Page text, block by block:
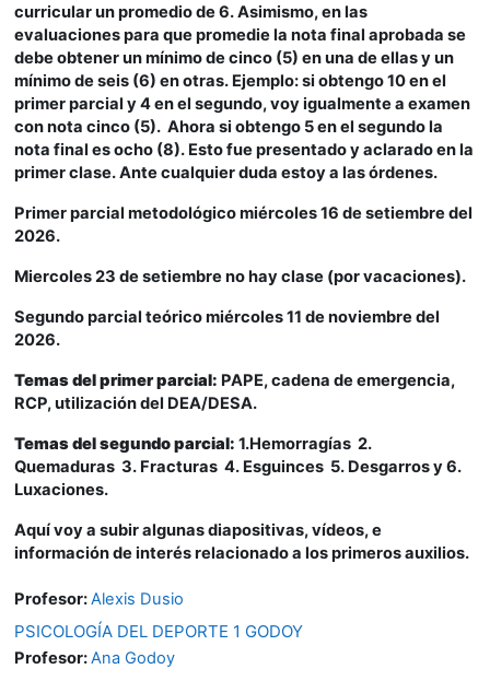
curricular un promedio de 6. Asimismo, en las
evaluaciones para que promedie la nota final aprobada se
debe obtener un mínimo de cinco (5) en una de ellas y un
mínimo de seis (6) en otras. Ejemplo: si obtengo 10 en el
primer parcial y 4 en el segundo, voy igualmente a examen
con nota cinco (5). Ahora si obtengo 5 en el segundo la
nota final es ocho (8). Esto fue presentado y aclarado en la
primer clase. Ante cualquier duda estoy a las órdenes.
Primer parcial metodológico miércoles 16 de setiembre del
2026.
Miercoles 23 de setiembre no hay clase (por vacaciones).
Segundo parcial teórico miércoles 11 de noviembre del
2026.
Temas del primer parcial: PAPE, cadena de emergencia,
RCP, utilización del DEA/DESA.
Temas del segundo parcial: 1.Hemorragías 2.
Quemaduras 3. Fracturas 4. Esguinces 5. Desgarros y 6.
Luxaciones.
Aquí voy a subir algunas diapositivas, vídeos, e
información de interés relacionado a los primeros auxilios.
Profesor:Alexis Dusio
PSICOLOGÍA DEL DEPORTE 1 GODOY
Profesor:Ana Godoy